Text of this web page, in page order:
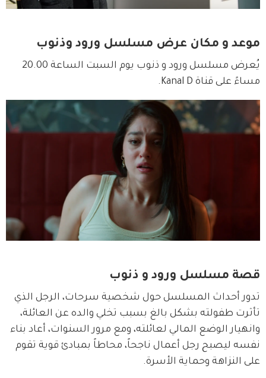
موعد و مكان عرض مسلسل ورود وذنوب
مساءً على قناة Kanal D.
قصة مسلسل ورود و ذنوب
تدور أحداث المسلسل حول شخصية سرحات، الرجل الذي
تأثرت طفولته بشكل بالغ بسبب تخلي والده عن العائلة،
وانهيار الوضع المالي لعائلته، ومع مرور السنوات، أعاد بناء
نفسه ليصبح رجل أعمال ناجحاً، محاطاً بمبادئ قوية تقوم
على النزاهة وحماية الأسرة.